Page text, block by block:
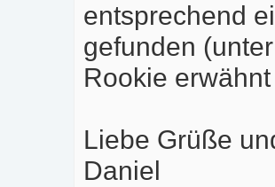
entsprechend
gefunden
Rookie
Liebe Grüße
Daniel